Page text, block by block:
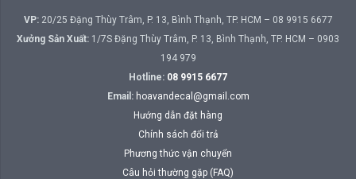
VP:20/25 Đặng Thùy Trâm, P. 13, Bình Thạnh, TP. HCM – 08 9915 6677
Xưởng Sản Xuất: 1/7S Đặng Thùy Trâm, P. 13, Bình Thạnh, TP. HCM – 0903
194 979
Hotline: 08 9915 6677
Email: hoavandecal@gmail.com
Hướng dẫn đặt hàng
Chính sách đổi trả
Phương thức vận chuyển
Câu hỏi thường gặp (FAQ)